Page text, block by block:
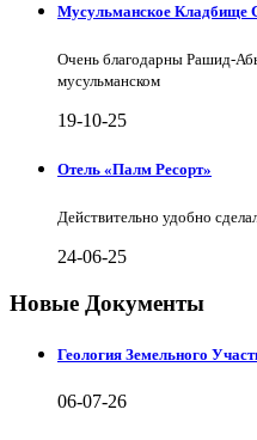
Мусульманское Кладбище
Очень благодарны Рашид-
мусульманском
19-10-25
Отель «Палм Ресорт»
Действительно удобно
24-06-25
Новые Документы
Геология Земельного
06-07-26